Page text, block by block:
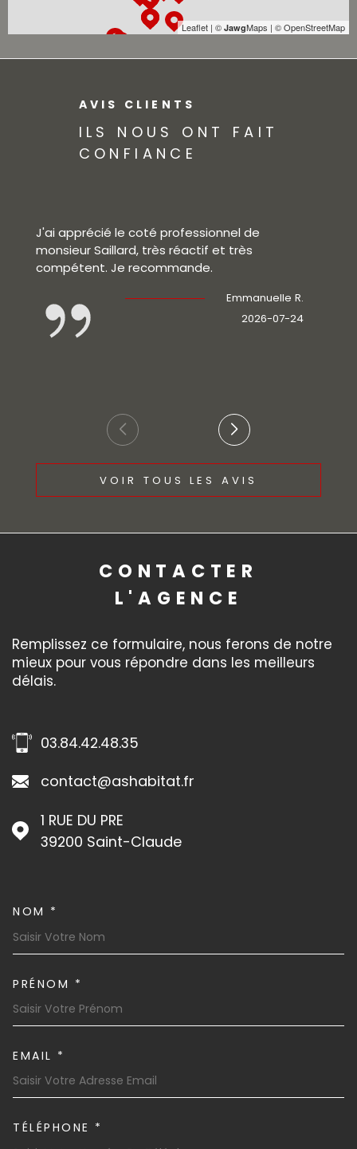
Leaflet | © JawgMaps | © OpenStreetMap
AVIS CLIENTS
ILS NOUS ONT FAIT
CONFIANCE
J'ai apprécié le coté professionnel de
monsieur Saillard, très réactif et très
compétent. Je recommande.
Emmanuelle R.
2026-07-24
VOIR TOUS LES AVIS
CONTACTER
L'AGENCE
Remplissez ce formulaire, nous ferons de notre
mieux pour vous répondre dans les meilleurs
délais.
03.84.42.48.35
contact@ashabitat.fr
1 RUE DU PRE
39200
Saint-Claude
NOM *
PRÉNOM *
EMAIL *
TÉLÉPHONE *